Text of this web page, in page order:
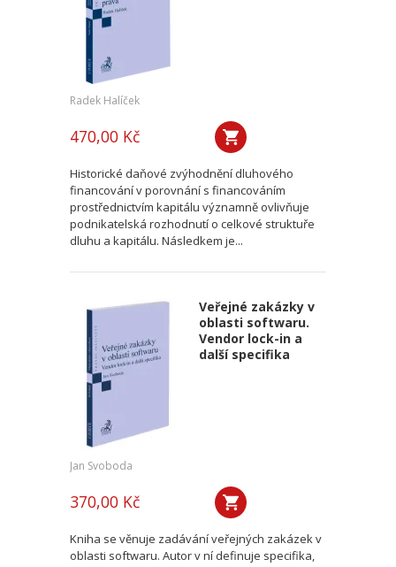
Radek Halíček
470,00 Kč
Historické daňové zvýhodnění dluhového
financování v porovnání s financováním
prostřednictvím kapitálu významně ovlivňuje
podnikatelská rozhodnutí o celkové struktuře
dluhu a kapitálu. Následkem je...
Veřejné zakázky v
oblasti softwaru.
Vendor lock-in a
další specifika
Jan Svoboda
370,00 Kč
Kniha se věnuje zadávání veřejných zakázek v
oblasti softwaru. Autor v ní definuje specifika,